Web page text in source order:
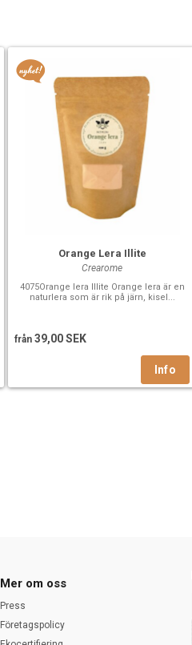
Orange Lera Illite
Crearome
4075Orange lera Illite Orange lera är en
naturlera som är rik på järn, kisel...
från 39,00 SEK
Mer om oss
Press
Företagspolicy